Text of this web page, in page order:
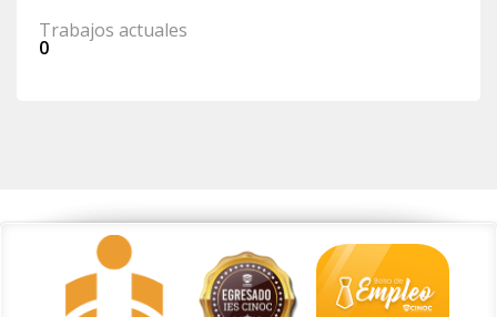
Trabajos actuales
0